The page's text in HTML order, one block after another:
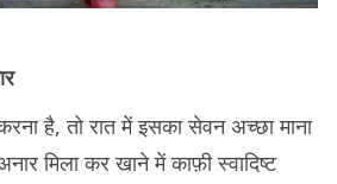
है, तो रात में इसका सेवन अच्छा माना
मिला कर खाने में काफ़ी स्वादिष्ट